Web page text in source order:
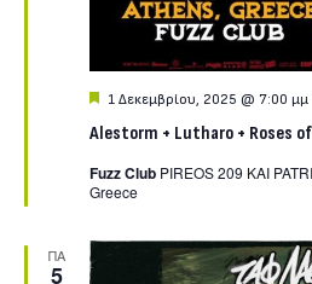
Alestorm + Lutharo + Roses
Featured
1 Δεκεμβρίου, 2025 @ 7:00 μμ
Fuzz Club PIREOS 209 KAI
Greece
ΠΑ
5